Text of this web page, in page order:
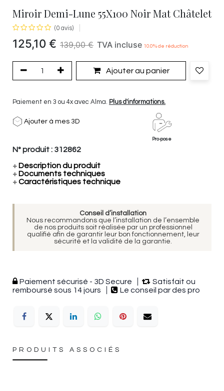
Miroir Demi-Lune 55X100 Noir Mat Châtelet
(0 avis)
125,10 € 139,00€ TVA incluse 10.0% de réduction
Ajouter au panier
Paiement en 3 ou 4x avec Alma. Plus d'informations.
Ajouter à mes 3D
Pro-pose
N° produit : 312862
+ Description du produit
+ Documents techniques
+Caractéristiques technique
Conseil d’installation
Nous recommandons que l’installation de l’ensemble
de nos produits soit réalisée par un professionnel
qualifié afin de garantir leur bon fonctionnement, leur
sécurité et la validité de la garantie.
Paiement sécurisé - 3D Secure
Satisfait ou
remboursé sous 14 jours
Le conseil par des pro
PRODUITS ASSOCIÉS